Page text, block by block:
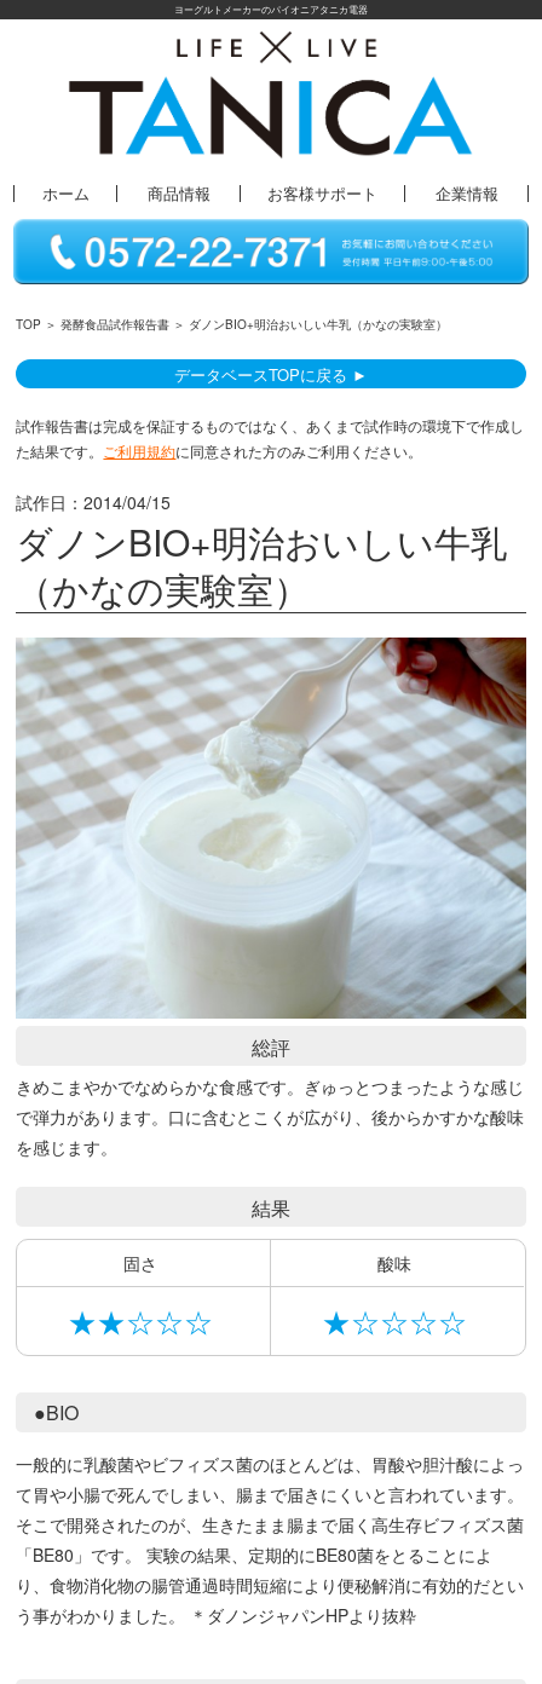
ヨーグルトメーカーのパイオニアタニカ電器
ホーム 商品情報 お客様サポート 企業情報
TOP ＞発酵食品試作報告書 ＞ ダノンBIO+明治おいしい牛乳（かなの実験室）
データベースTOPに戻る ►
試作報告書は完成を保証するものではなく、あくまで試作時の環境下で作成し
た結果です。 ご利用規約に同意された方のみご利用ください。
試作日：2014/04/15
ダノンBIO+明治おいしい牛乳
（かなの実験室）
総評
きめこまやかでなめらかな食感です。ぎゅっとつまったような感じ
で弾力があります。口に含むとこくが広がり、後からかすかな酸味
を感じます。
結果
固さ 酸味
★★☆☆☆ ★☆☆☆☆
●BIO
一般的に乳酸菌やビフィズス菌のほとんどは、胃酸や胆汁酸によっ
て胃や小腸で死んでしまい、腸まで届きにくいと言われています。
そこで開発されたのが、生きたまま腸まで届く高生存ビフィズス菌
「BE80」です。 実験の結果、定期的にBE80菌をとることによ
り、食物消化物の腸管通過時間短縮により便秘解消に有効的だとい
う事がわかりました。 ＊ダノンジャパンHPより抜粋